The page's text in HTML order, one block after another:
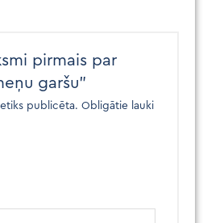
pirmais par
garšu”
publicēta. Obligātie lauki